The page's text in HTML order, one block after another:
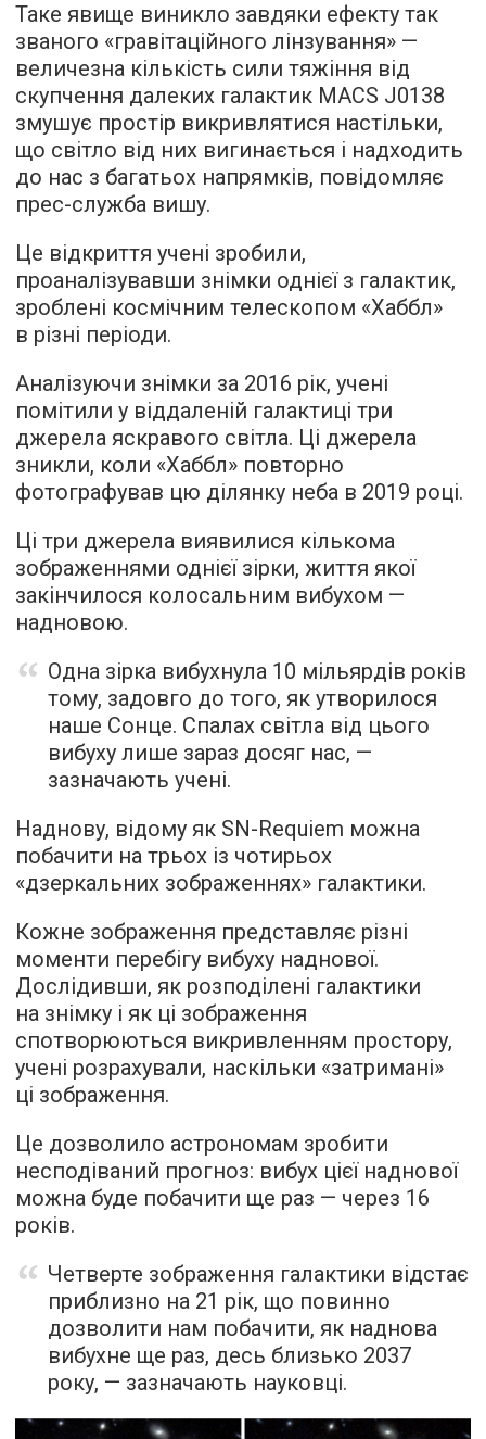
Таке явище виникло завдяки ефекту так
званого «гравітаційного лінзування» —
величезна кількість сили тяжіння від
скупчення далеких галактик MACS J0138
змушує простір викривлятися настільки,
що світло від них вигинається і надходить
до нас з багатьох напрямків, повідомляє
прес-служба вишу.
Це відкриття учені зробили,
проаналізувавши знімки однієї з галактик,
зроблені космічним телескопом «Хаббл»
в різні періоди.
Аналізуючи знімки за 2016 рік, учені
помітили у віддаленій галактиці три
джерела яскравого світла. Ці джерела
зникли, коли «Хаббл» повторно
фотографував цю ділянку неба в 2019 році.
Ці три джерела виявилися кількома
зображеннями однієї зірки, життя якої
закінчилося колосальним вибухом —
надновою.
Одна зірка вибухнула 10 мільярдів років
тому, задовго до того, як утворилося
наше Сонце. Спалах світла від цього
вибуху лише зараз досяг нас, —
зазначають учені.
Наднову, відому як SN-Requiem можна
побачити на трьох із чотирьох
«дзеркальних зображеннях» галактики.
Кожне зображення представляє різні
моменти перебігу вибуху наднової.
Дослідивши, як розподілені галактики
на знімку і як ці зображення
спотворюються викривленням простору,
учені розрахували, наскільки «затримані»
ці зображення.
Це дозволило астрономам зробити
несподіваний прогноз: вибух цієї наднової
можна буде побачити ще раз — через 16
років.
Четверте зображення галактики відстає
приблизно на 21 рік, що повинно
дозволити нам побачити, як наднова
вибухне ще раз, десь близько 2037
року, — зазначають науковці.